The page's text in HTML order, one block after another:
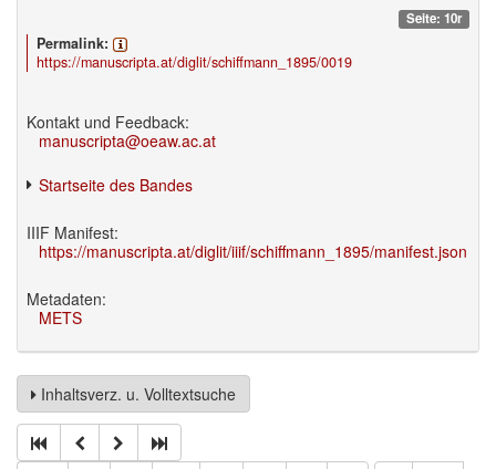
Seite: 10r
Permalink:
https://manuscripta.at/diglit/schiffmann_1895/0019
Kontakt und Feedback:
manuscripta@oeaw.ac.at
Startseite des Bandes
IIIF Manifest:
https://manuscripta.at/diglit/iiif/schiffmann_1895/manifest.json
Metadaten:
METS
Inhaltsverz. u. Volltextsuche